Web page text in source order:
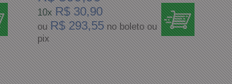
10x R$ 30,90
ou R$ 293,55 no boleto ou
pix